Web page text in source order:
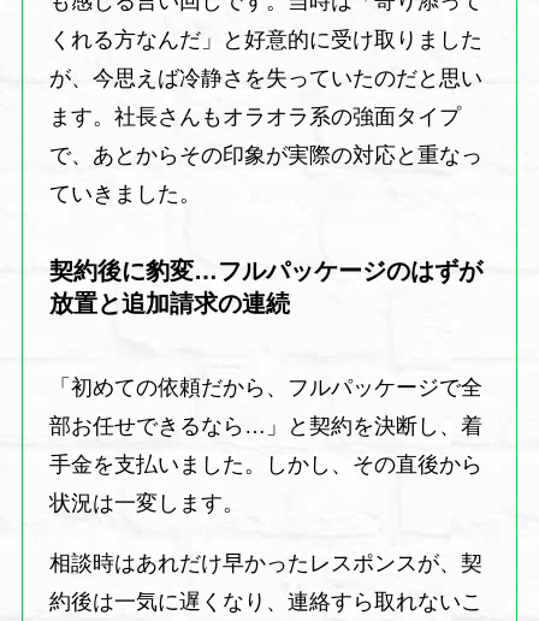
くれる方なんだ」と好意的に受け取りました
が、今思えば冷静さを失っていたのだと思い
ます。社長さんもオラオラ系の強面タイプ
で、あとからその印象が実際の対応と重なっ
ていきました。
契約後に豹変…フルパッケージのはずが
放置と追加請求の連続
「初めての依頼だから、フルパッケージで全
部お任せできるなら…」と契約を決断し、着
手金を支払いました。しかし、その直後から
状況は一変します。
相談時はあれだけ早かったレスポンスが、契
約後は一気に遅くなり、連絡すら取れないこ